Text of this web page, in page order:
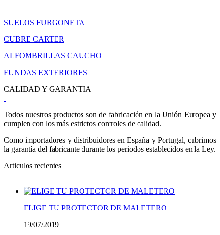
SUELOS FURGONETA
CUBRE CARTER
ALFOMBRILLAS CAUCHO
FUNDAS EXTERIORES
CALIDAD Y GARANTIA
Todos nuestros productos son de fabricación en la Unión Europea y
cumplen con los más estrictos controles de calidad.
Como importadores y distribuidores en España y Portugal, cubrimos
la garantía del fabricante durante los periodos establecidos en la Ley.
Articulos recientes
ELIGE TU PROTECTOR DE MALETERO
19/07/2019